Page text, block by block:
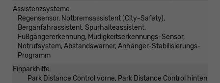
Assistenzsysteme
Regensensor, Notbremsassistent (City-Safety),
Berganfahrassistent, Spurhalteassistent,
Fußgängererkennung, Müdigkeitserkennungs-Sensor,
Notrufsystem, Abstandswarner, Anhänger-Stabilisierungs-
Programm
Einparkhilfe
Park Distance Control vorne, Park Distance Control hinten